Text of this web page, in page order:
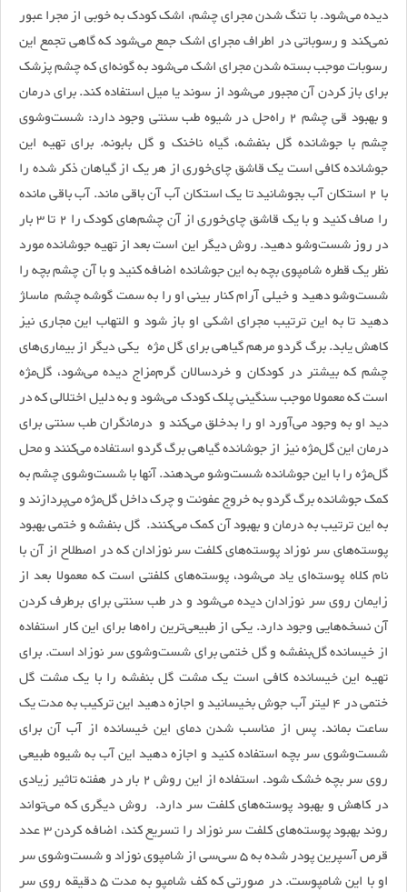
دیده می‌شود. با تنگ شدن مجرای چشم، اشک کودک به خوبی از مجرا عبور
نمی‌کند و رسوباتی در اطراف مجرای اشک جمع می‌شود که گاهی تجمع این
رسوبات موجب بسته شدن مجرای اشک می‌شود به گونه‌ای که چشم پزشک
برای باز کردن آن مجبور می‌شود از سوند یا میل استفاده کند. برای درمان
و بهبود قی چشم 2 راه‌حل در شیوه طب سنتی وجود دارد: شست‌وشوی
چشم با جوشانده گل بنفشه، گیاه ناخنک‌ و گل بابونه. برای تهیه این
جوشانده کافی است یک قاشق چای‌خوری از هر یک از گیاهان ذکر شده را
با 2 استکان آب بجوشانید تا یک استکان آب آن باقی ماند. آب باقی مانده
را صاف کنید و با یک قاشق چای‌خوری از آن چشم‌های کودک را 2 تا 3 بار
در روز شست‌و‌شو دهید. روش دیگر این است بعد از تهیه جوشانده مورد
نظر یک قطره شامپوی بچه به این جوشانده اضافه کنید و با آن چشم بچه را
شست‌وشو دهید و خیلی آرام کنار بینی او را به سمت گوشه چشم ماسا‍ژ
دهید تا به این ترتیب مجرای اشکی او باز شود و التهاب این مجاری نیز
کاهش یابد. برگ گردو مرهم گیاهی برای گل مژه یکی دیگر از بیماری‌های
چشم که بیشتر در کودکان و خردسالان گرم‌مزاج دیده می‌شود، گل‌مژه
است که معمولا موجب سنگینی پلک کودک می‌شود و به دلیل اختلالی که در
دید او به وجود می‌آورد او را بدخلق می‌کند و درمانگران طب سنتی برای
درمان این گل‌مژه نیز از جوشانده گیاهی برگ گردو استفاده می‌کنند و محل
گل‌مژه را با این جوشانده شست‌وشو می‌دهند. آنها با شست‌وشوی چشم به
کمک جوشانده برگ گردو به خروج عفونت و چرک داخل گل‌مژه می‌پردازند و
به این ترتیب به درمان و بهبود آن کمک می‌کنند. گل بنفشه و ختمی بهبود
پوسته‌های سر نوزاد پوسته‌‌های کلفت سر نوزادان که در اصطلاح از آن با
نام کلاه پوسته‌ای یاد می‌شود، پوسته‌های کلفتی است که معمولا بعد از
زایمان روی سر نوزادان دیده می‌شود و در طب سنتی برای برطرف کردن
آن نسخه‌هایی وجود دارد. یکی از طبیعی‌ترین راه‌ها برای این کار استفاده
از خیسانده گل‌بنفشه و گل ختمی برای شست‌و‌شوی سر نوزاد است. برای
تهیه این خیسانده کافی است یک مشت گل بنفشه را با یک مشت گل
ختمی در 4 لیتر آب جوش بخیسانید و اجازه دهید این ترکیب به مدت یک
ساعت بماند. پس از مناسب شدن دمای این خیسانده از آب آن برای
شست‌وشوی سر بچه استفاده کنید و اجازه دهید این آب به شیوه طبیعی
روی سر بچه خشک شود. استفاده از این روش 2 بار در هفته تاثیر زیادی
در کاهش و بهبود پوسته‌های کلفت سر دارد. روش دیگری که می‌تواند
روند بهبود پوسته‌های کلفت سر نوزاد را تسریع کند، اضافه کردن 3 عدد
قرص آسپرین پودر شده به 5 سی‌سی از شامپوی نوزاد و شست‌وشوی سر
او با این شامپوست. در صورتی که کف شامپو به مدت 5 دقیقه روی سر